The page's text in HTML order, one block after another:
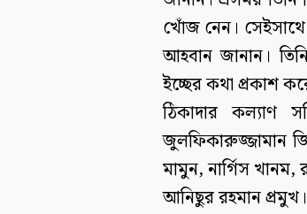
খোঁজ নেন। সেইসাথে
আহবান জানান।
ইচ্ছের কথা প্রকাশ
ঠিকাদার কল্যাণ
জুলফিকারুজ্জামান
মামুন, নার্গিস
আনিছুর রহমান প্রমুখ।